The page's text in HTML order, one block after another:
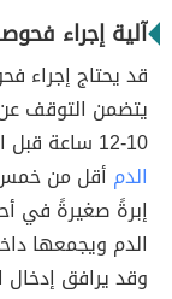
آلية إجراء
قد يحتاج إجراء
يتضمن التوقف
10-12 ساعة قبل الفحص، وغالبًا قد يستغرق إجراء
الدم أقل من خمس
إبرةً صغيرةً في
الدم ويجمعها
وقد يرافق إدخال